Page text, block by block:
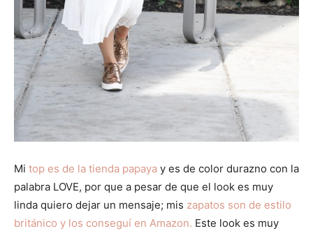
Mi top es de la tienda papaya y es de color durazno con la
palabra LOVE, por que a pesar de que el look es muy
linda quiero dejar un mensaje; mis zapatos son de estilo
británico y los conseguí en Amazon. Este look es muy